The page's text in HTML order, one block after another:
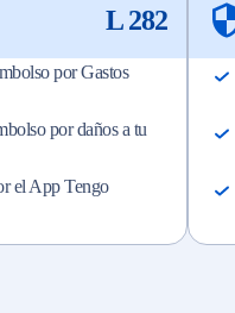
L 282
por Gastos
por daños a tu
el App Tengo